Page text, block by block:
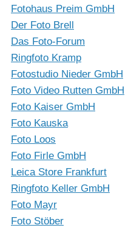
Fotohaus Preim GmbH
Der Foto Brell
Das Foto-Forum
Ringfoto Kramp
Fotostudio Nieder GmbH
Foto Video Rutten GmbH
Foto Kaiser GmbH
Foto Kauska
Foto Loos
Foto Firle GmbH
Leica Store Frankfurt
Ringfoto Keller GmbH
Foto Mayr
Foto Stöber